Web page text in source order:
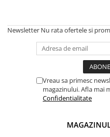
Newsletter Nu rata ofertele si
Vreau sa primesc
magazinului. Afla mai
Confidentialitate